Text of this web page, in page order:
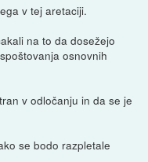
v tej aretaciji.
na to da dosežejo
osnovnih
v odločanju in da se je
se bodo razpletale